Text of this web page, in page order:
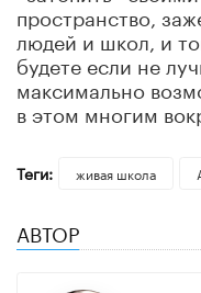
пространство,
людей и школ, и
будете если не
максимально
в этом многим
Теги: живая школа
АВТОР